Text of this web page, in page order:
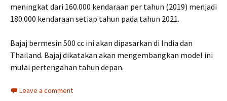
meningkat dari 160.000 kendaraan per tahun (2019) menjadi
180.000 kendaraan setiap tahun pada tahun 2021.
Bajaj bermesin 500 cc ini akan dipasarkan di India dan
Thailand. Bajaj dikatakan akan mengembangkan model ini
mulai pertengahan tahun depan.
Leave a comment